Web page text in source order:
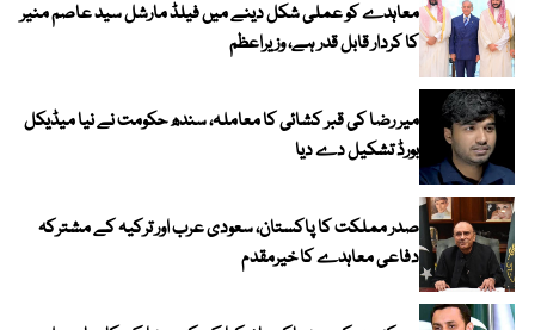
معاہدے کو عملی شکل دینے میں فیلڈ مارشل سید عاصم منیر
کا کردار قابل قدر ہے، وزیراعظم
میر رضا کی قبر کشائی کا معاملہ، سندھ حکومت نے نیا میڈیکل
بورڈ تشکیل دے دیا
صدر مملکت کا پاکستان، سعودی عرب اور ترکیہ کے مشترکہ
دفاعی معاہدے کا خیرمقدم